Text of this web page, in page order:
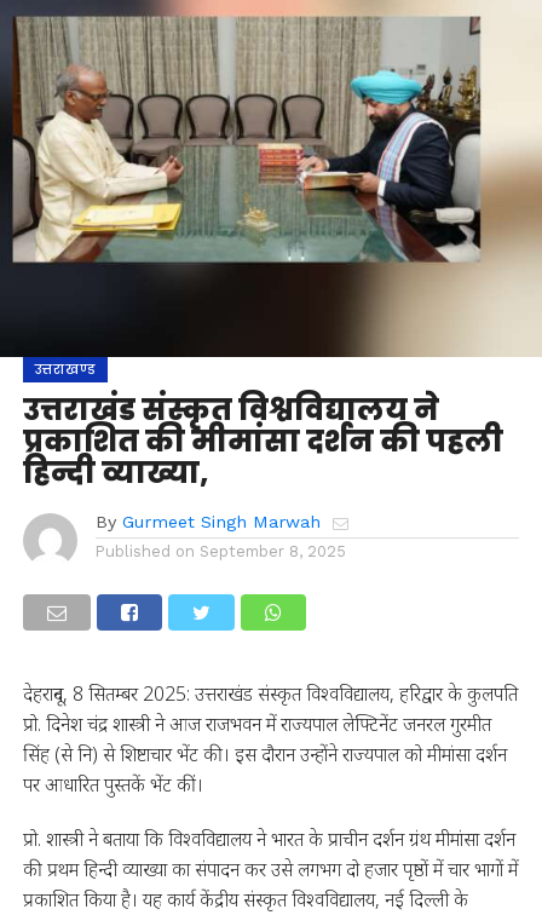
उत्तराखण्ड
उत्तराखंड संस्कृत विश्वविद्यालय ने
प्रकाशित की मीमांसा दर्शन की पहली
हिन्दी व्याख्या,
By Gurmeet Singh Marwah
Published on September 8, 2025
देहरादून, 8 सितम्बर 2025: उत्तराखंड संस्कृत विश्वविद्यालय, हरिद्वार के कुलपति
प्रो. दिनेश चंद्र शास्त्री ने आज राजभवन में राज्यपाल लेफ्टिनेंट जनरल गुरमीत
सिंह (से नि) से शिष्टाचार भेंट की। इस दौरान उन्होंने राज्यपाल को मीमांसा दर्शन
पर आधारित पुस्तकें भेंट कीं।
प्रो. शास्त्री ने बताया कि विश्वविद्यालय ने भारत के प्राचीन दर्शन ग्रंथ मीमांसा दर्शन
की प्रथम हिन्दी व्याख्या का संपादन कर उसे लगभग दो हजार पृष्ठों में चार भागों में
प्रकाशित किया है। यह कार्य केंद्रीय संस्कृत विश्वविद्यालय, नई दिल्ली के